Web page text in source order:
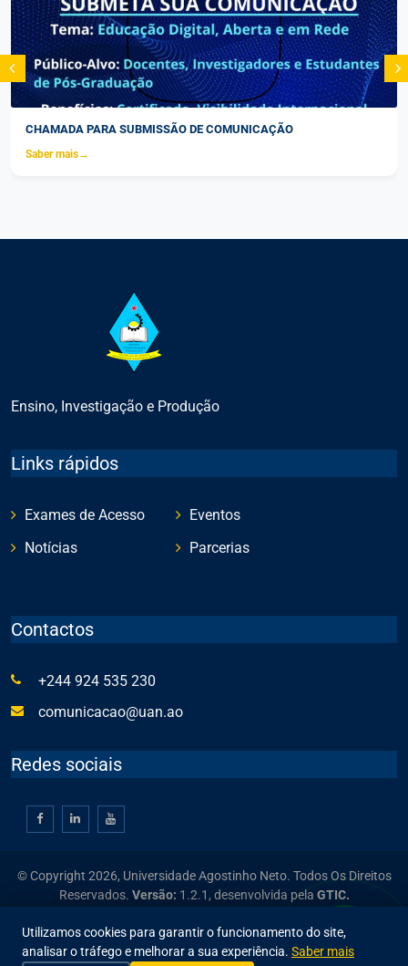
CHAMADA PARA SUBMISSÃO DE COMUNICAÇÃO
Saber mais→
Ensino, Investigação e Produção
Links rápidos
Exames de Acesso
Notícias
Eventos
Parcerias
Contactos
+244 924 535 230
comunicacao@uan.ao
Redes sociais
© Copyright 2026, Universidade Agostinho Neto. Todos Os Direitos
Reservados. Versão: 1.2.1, desenvolvida pela GTIC.
Utilizamos cookies para garantir o funcionamento do site,
analisar o tráfego e melhorar a sua experiência. Saber mais